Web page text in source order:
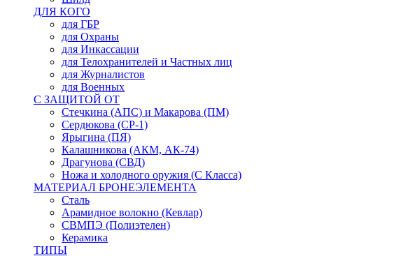
ДЛЯ КОГО
для ГБР
для Охраны
для Инкассации
для Телохранителей и Частных лиц
для Журналистов
для Военных
С ЗАЩИТОЙ ОТ
Стечкина (АПС) и Макарова (ПМ)
Сердюкова (СР-1)
Ярыгина (ПЯ)
Калашникова (АКМ, АК-74)
Драгунова (СВД)
Ножа и холодного оружия (С Класса)
МАТЕРИАЛ БРОНЕЭЛЕМЕНТА
Сталь
Арамидное волокно (Кевлар)
СВМПЭ (Полиэтелен)
Керамика
ТИПЫ